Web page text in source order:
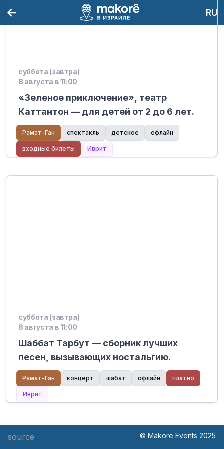
RU
суббота (завтра)
8 августа в 11:00
«Зеленое приключение», театр
Каттантон — для детей от 2 до 6 лет.
Рамат-Ган спектакль детское офлайн
входные билеты Иврит
суббота (завтра)
8 августа в 11:00
Шаббат Тарбут — сборник лучших
песен, вызывающих ностальгию.
Рамат-Ган концерт шабат офлайн платно
Иврит
source © Makore Events 2025